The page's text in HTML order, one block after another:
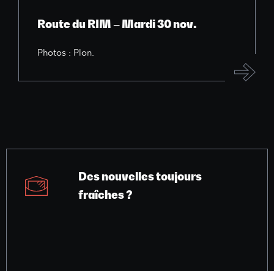
Route du RIM – Mardi 30 nov.
Photos : Plon.
Des nouvelles toujours
fraîches ?